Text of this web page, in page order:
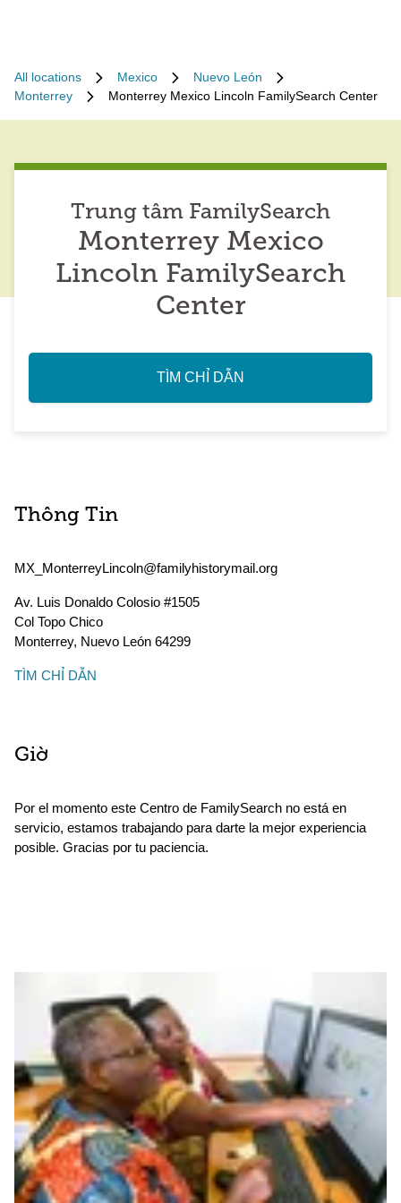
All locations Mexico
Nuevo León
Monterrey
Monterrey Mexico Lincoln FamilySearch Center
Trung tâm FamilySearch
Monterrey Mexico
Lincoln FamilySearch
Center
TÌM CHỈ DẪN
Thông Tin
MX_MonterreyLincoln@familyhistorymail.org
Av. Luis Donaldo Colosio #1505
Col Topo Chico
Monterrey, Nuevo León 64299
TÌM CHỈ DẪN
Giờ
Por el momento este Centro de FamilySearch no está en
servicio, estamos trabajando para darte la mejor experiencia
posible. Gracias por tu paciencia.